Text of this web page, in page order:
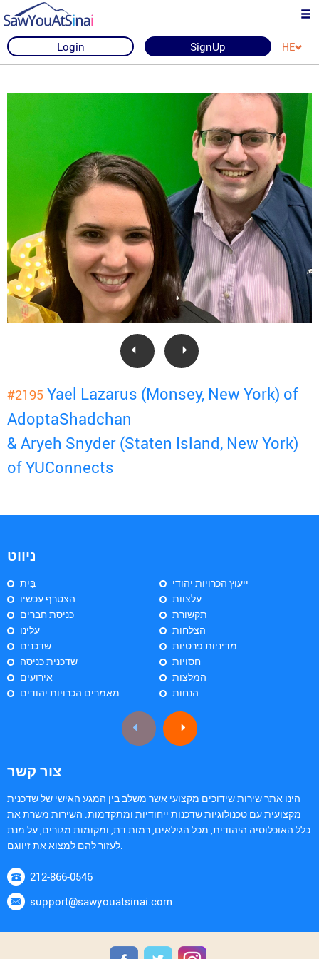
Login SignUp HE
#2195 Yael Lazarus (Monsey, New York) of
AdoptaShadchan
& Aryeh Snyder (Staten Island, New York)
of YUConnects
ניווט
בַּיִת
הצטרף עכשיו
כניסת חברים
עלינו
שדכנים
שדכנית כניסה
אירועים
מאמרים הכרויות יהודים
ייעוץ הכרויות יהודי
עלצוות
תקשורת
הצלחות
מדיניות פרטיות
חסויות
המלצות
הנחות
צור קשר
הינו אתר שירות שידוכים מקצועי אשר משלב בין המגע האישי של שדכנית
מקצועית עם טכנולוגיות שדכנות ייחודיות ומתקדמות. השירות משרת את
כלל האוכלוסיה היהודית, מכל הגילאים, רמות דת, ומקומות מגורים, על מנת
לעזור להם למצוא את זיווגם.
212-866-0546
support@sawyouatsinai.com